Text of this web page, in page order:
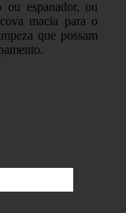
espanador, ou
macia para o
que possam